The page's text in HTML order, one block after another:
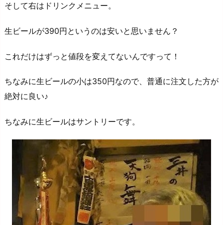
そして右はドリンクメニュー。
生ビールが390円というのは安いと思いません？
これだけはずっと値段を変えてないんですって！
ちなみに生ビールの小は350円なので、普通に注文した方が
絶対に良い♪
ちなみに生ビールはサントリーです。